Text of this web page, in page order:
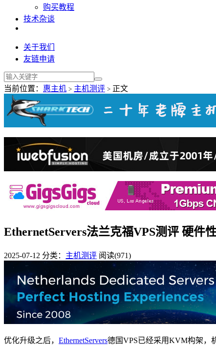
购买教程
技术杂谈
关于我们
友链申请
当前位置： 惠主机 > 主机测评 > 正文
EthernetServers法兰克福VPS测评 硬件
2025-07-12 分类： 主机测评 阅读(971)
优化升级之后， EthernetServers德国VPS已经采用KVM构架，